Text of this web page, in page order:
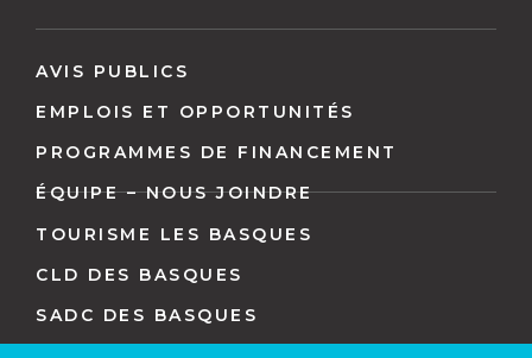
AVIS PUBLICS
EMPLOIS ET OPPORTUNITÉS
PROGRAMMES DE FINANCEMENT
ÉQUIPE – NOUS JOINDRE
TOURISME LES BASQUES
CLD DES BASQUES
SADC DES BASQUES